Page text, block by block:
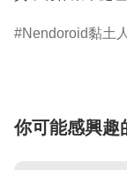
Nendoroid黏土人
你可能感興趣